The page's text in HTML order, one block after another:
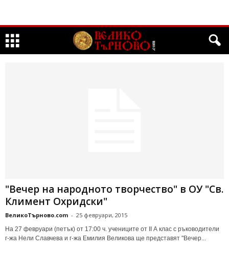
"Вечер на народното творчество" в ОУ "Св.
Климент Охридски"
ВеликоТърново.com - 25 февруари, 2015
На 27 февруари (петък) от 17:00 ч. учениците от II А клас с ръководители
г-жа Нели Славчева и г-жа Емилия Великова ще представят "Вечер...